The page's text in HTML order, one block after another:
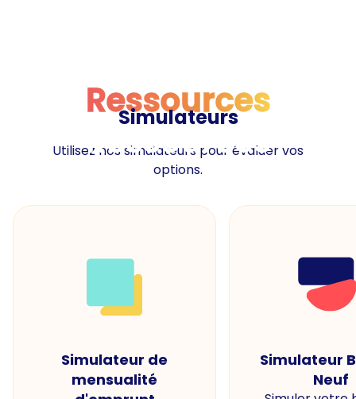
Ressources
Ressources
Simulateurs
Utilisez nos simulateurs pour évaluer vos
options.
Simulateur de
mensualité
Simulateur
Neuf